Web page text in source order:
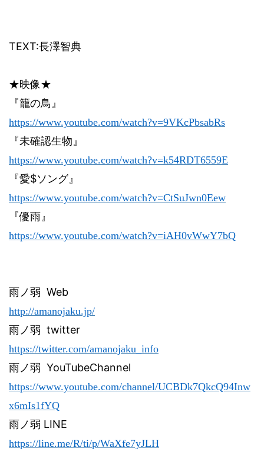
TEXT:長澤智典
★映像★
『籠の鳥』
https://www.youtube.com/watch?v=9VKcPbsabRs
『未確認生物』
https://www.youtube.com/watch?v=k54RDT6559E
『愛$ソング』
https://www.youtube.com/watch?v=CtSuJwn0Eew
『優雨』
https://www.youtube.com/watch?v=iAH0vWwY7bQ
雨ノ弱 Web
http://amanojaku.jp/
雨ノ弱 twitter
https://twitter.com/amanojaku_info
雨ノ弱 YouTubeChannel
https://www.youtube.com/channel/UCBDk7QkcQ94Inw
x6mIs1fYQ
雨ノ弱 LINE
https://line.me/R/ti/p/WaXfe7yJLH